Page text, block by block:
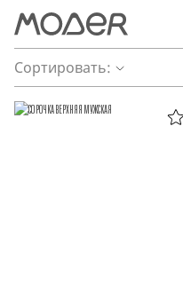
Сортировать: